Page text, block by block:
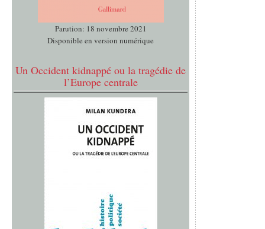
Parution: 18 novembre 2021
Disponible en version numérique
Un Occident kidnappé ou la tragédie de
l’Europe centrale